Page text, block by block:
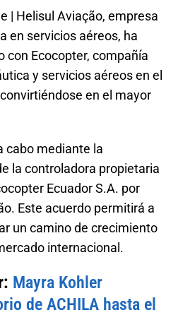
| Helisul Aviação, empresa
en servicios aéreos, ha
con Ecocopter, compañía
y servicios aéreos en el
en el mayor
cabo mediante la
la controladora propietaria
Ecuador S.A. por
Este acuerdo permitirá a
un camino de crecimiento
internacional.
Mayra Kohler
de ACHILA hasta el